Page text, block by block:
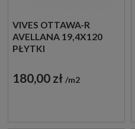
VIVES OTTAWA-R
AVELLANA 19,4X120
PŁYTKI
GRESOWE
180,00 zł m2